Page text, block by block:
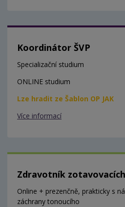
Koordinátor ŠVP
Specializační studium
ONLINE studium
Lze hradit ze Šablon OP JAK
Více informací
Zdravotník
Online + prezenčně, prakticky s
záchrany tonoucího